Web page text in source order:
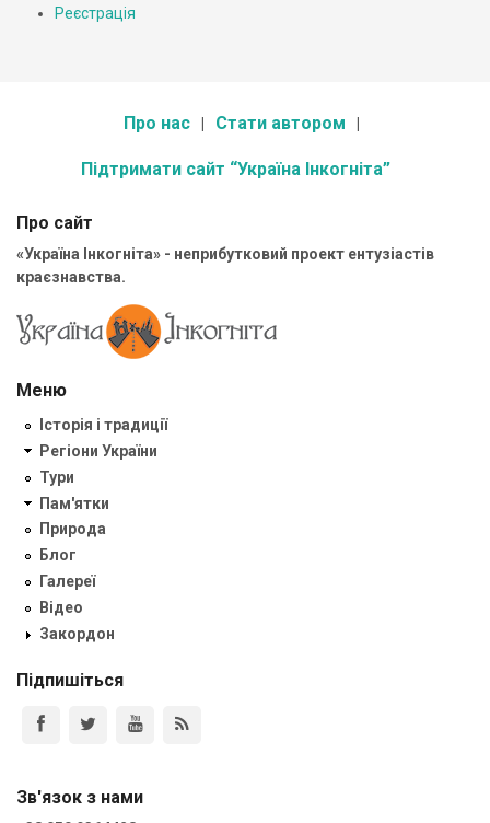
Реєстрація
Про нас Стати автором
Підтримати сайт “Україна Інкогніта”
Про сайт
«Україна Інкогніта» - неприбутковий проект ентузіастів
краєзнавства.
Меню
Історія і традиції
Регіони України
Тури
Пам'ятки
Природа
Блог
Галереї
Відео
Закордон
Підпишіться
Зв'язок з нами